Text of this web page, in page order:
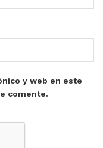
y web en este
comente.